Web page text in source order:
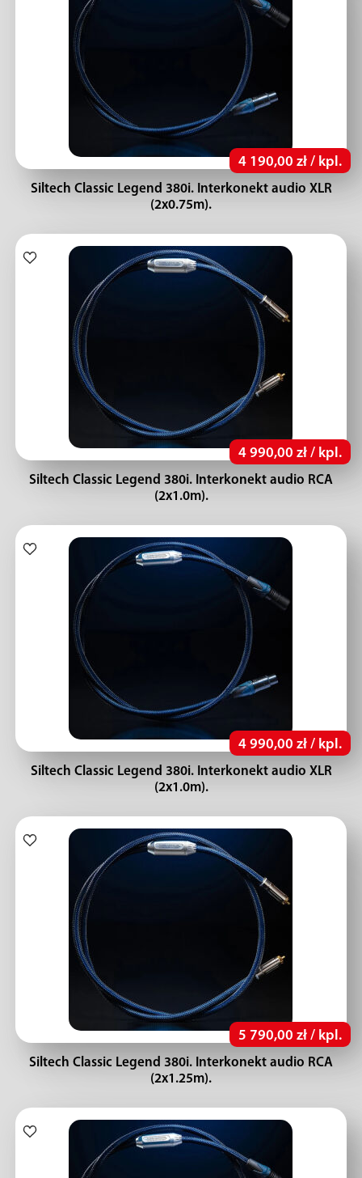
4 190,00 zł / kpl.
Siltech Classic Legend 380i. Interkonekt audio XLR
(2x0.75m).
4 990,00 zł / kpl.
Siltech Classic Legend 380i. Interkonekt audio RCA
(2x1.0m).
4 990,00 zł / kpl.
Siltech Classic Legend 380i. Interkonekt audio XLR
(2x1.0m).
5 790,00 zł / kpl.
Siltech Classic Legend 380i. Interkonekt audio RCA
(2x1.25m).